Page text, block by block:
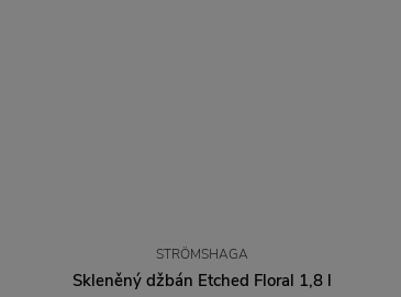
STRÖMSHAGA
Skleněný džbán Etched Floral 1,8 l